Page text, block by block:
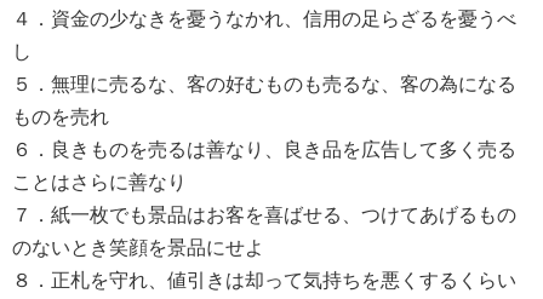
４．資金の少なきを憂うなかれ、信用の足らざるを憂うべ
し
５．無理に売るな、客の好むものも売るな、客の為になる
ものを売れ
６．良きものを売るは善なり、良き品を広告して多く売る
ことはさらに善なり
７．紙一枚でも景品はお客を喜ばせる、つけてあげるもの
のないとき笑顔を景品にせよ
８．正札を守れ、値引きは却って気持ちを悪くするくらい